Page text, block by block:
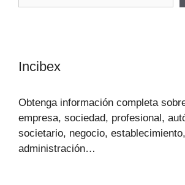
Incibex
Obtenga información completa
empresa, sociedad, profesional,
societario, negocio,
administración…